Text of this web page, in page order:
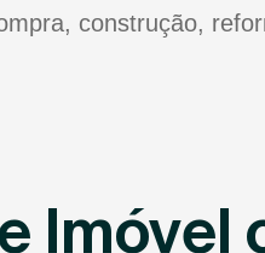
construção,
Imóvel